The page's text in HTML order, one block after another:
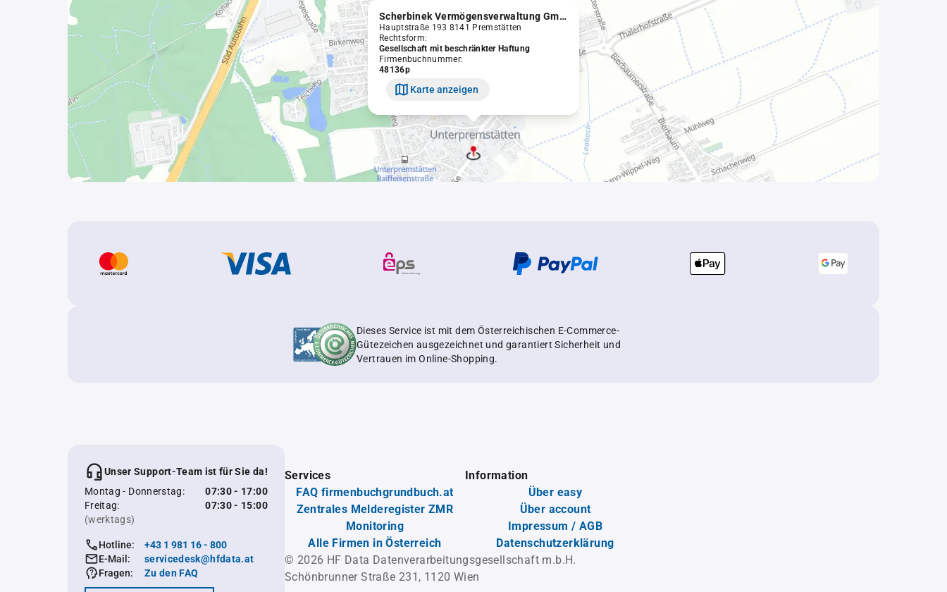
Scherbinek Vermögensverwaltung GmbH
Hauptstraße 193 8141 Premstätten
Rechtsform:
Gesellschaft mit beschränkter Haftung
Firmenbuchnummer:
48136p
Karte anzeigen
Dieses Service ist mit dem Österreichischen E-Commerce-
Gütezeichen ausgezeichnet und garantiert Sicherheit und
Vertrauen im Online-Shopping.
Unser Support-Team ist für Sie da!
Montag - Donnerstag:
07:30 - 17:00
Freitag:
07:30 - 15:00
(werktags)
Hotline:
+43 1 981 16 - 800
E-Mail:
servicedesk@hfdata.at
Fragen:
Zu den FAQ
Services
FAQ firmenbuchgrundbuch.at
Zentrales Melderegister ZMR
Monitoring
Alle Firmen in Österreich
Information
Über easy
Über account
Impressum / AGB
Datenschutzerklärung
© 2026 HF Data Datenverarbeitungsgesellschaft m.b.H.
Schönbrunner Straße 231, 1120 Wien